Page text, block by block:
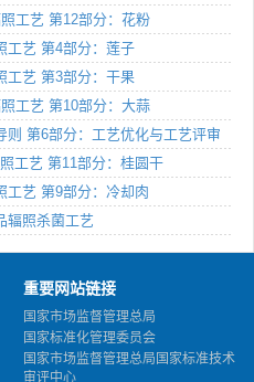
工艺 第12部分：花粉
工艺 第4部分：莲子
工艺 第3部分：干果
工艺 第10部分：大蒜
第6部分：工艺优化与工艺评审
工艺 第11部分：桂圆干
艺 第9部分：冷却肉
辐照杀菌工艺
重要网站链接
国家市场监督管理总局
国家标准化管理委员会
国家市场监督管理总局国家标准技术
审评中心